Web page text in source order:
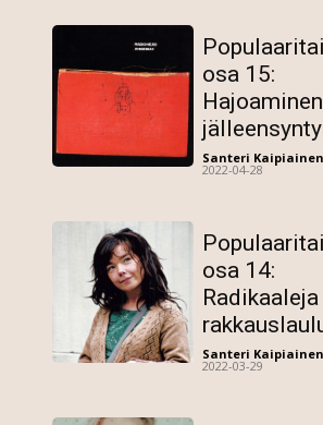
osa 15:
Santeri Kaipiainen
2022-04-28
osa 14:
Radikaaleja
Santeri Kaipiainen
2022-03-29